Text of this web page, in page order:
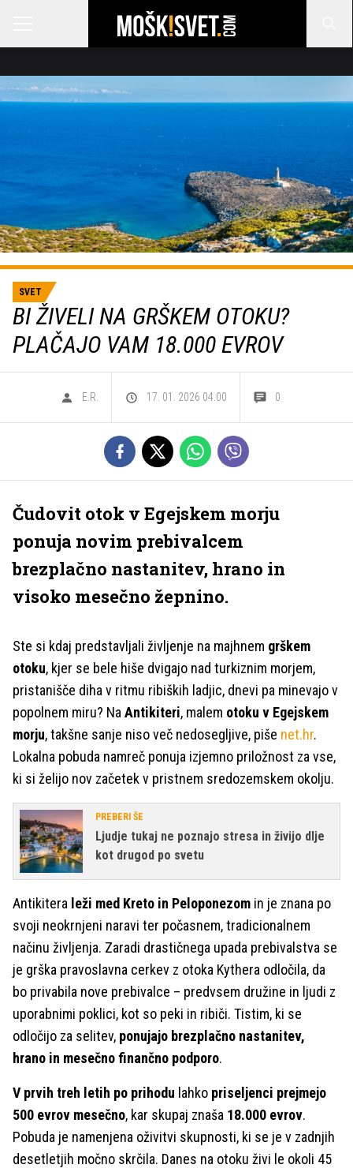
SVET
BI ŽIVELI NA GRŠKEM OTOKU?
PLAČAJO VAM 18.000 EVROV
E.R. 17. 01. 2026 04.00 0
Čudovit otok v Egejskem morju
ponuja novim prebivalcem
brezplačno nastanitev, hrano in
visoko mesečno žepnino.
Ste si kdaj predstavljali življenje na majhnem grškem
otoku, kjer se bele hiše dvigajo nad turkiznim morjem,
pristanišče diha v ritmu ribiških ladjic, dnevi pa minevajo v
popolnem miru? Na Antikiteri, malem otoku v Egejskem
morju, takšne sanje niso več nedosegljive, piše net.hr.
Lokalna pobuda namreč ponuja izjemno priložnost za vse,
ki si želijo nov začetek v pristnem sredozemskem okolju.
PREBERI ŠE
Ljudje tukaj ne poznajo stresa in živijo dlje
kot drugod po svetu
Antikitera leži med Kreto in Peloponezom in je znana po
svoji neokrnjeni naravi ter počasnem, tradicionalnem
načinu življenja. Zaradi drastičnega upada prebivalstva se
je grška pravoslavna cerkev z otoka Kythera odločila, da
bo privabila nove prebivalce – predvsem družine in ljudi z
uporabnimi poklici, kot so peki in ribiči. Tistim, ki se
odločijo za selitev, ponujajo brezplačno nastanitev,
hrano in mesečno finančno podporo.
V prvih treh letih po prihodu lahko priseljenci prejmejo
500 evrov mesečno, kar skupaj znaša 18.000 evrov.
Pobuda je namenjena oživitvi skupnosti, ki se je v zadnjih
desetletjih močno skrčila. Danes na otoku živi le okoli 45